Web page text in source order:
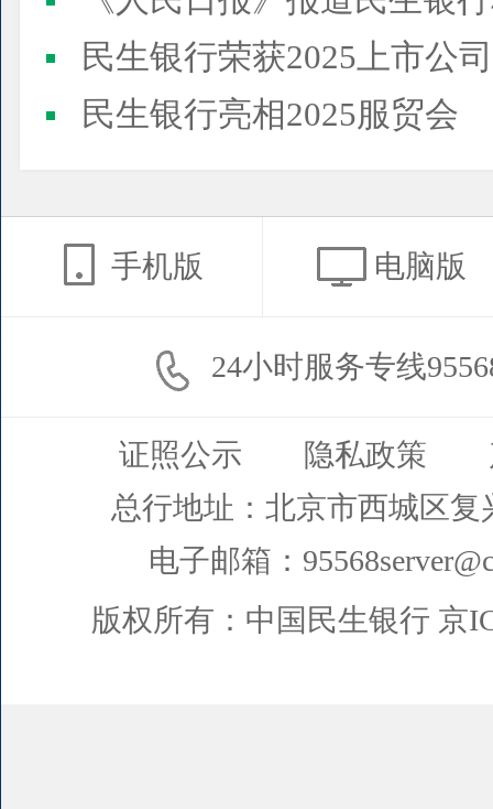
民生银行荣获2025上市公司董事会最佳实践案例、上市公
民生银行亮相2025服贸会
手机版 电脑版
24小时服务专线
证照公示 隐私政策
总行地址：北京市西城区复
电子邮箱：
版权所有：中国民生银行 京